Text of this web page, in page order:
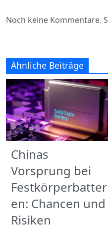
Noch keine Kommentare.
Ähnliche Beiträge
Chinas
Vorsprung bei
en: Chancen und
Risiken